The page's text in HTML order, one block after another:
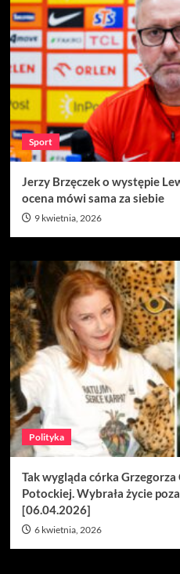
Sport
Jerzy Brzęczek o występie
ocena mówi sama za siebie
9 kwietnia, 2026
Polityka
Tak wygląda córka
Potockiej. Wybrała życie
[06.04.2026]
6 kwietnia, 2026